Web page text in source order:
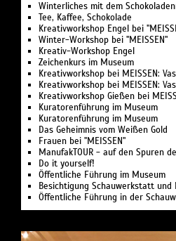
Winterliches mit dem
Tee, Kaffee, Schokolade
Kreativworkshop Engel bei
Winter-Workshop bei "MEISSEN"
Kreativ-Workshop Engel
Zeichenkurs im Museum
Kreativworkshop bei MEISSEN:
Kreativworkshop bei MEISSEN:
Kreativworkshop Gießen bei
Kuratorenführung im Museum
Kuratorenführung im Museum
Das Geheimnis vom Weißen Gold
Frauen bei "MEISSEN"
ManufakTOUR - auf den Spuren
Do it yourself!
Öffentliche Führung im Museum
Besichtigung Schauwerkstatt und
Öffentliche Führung in der